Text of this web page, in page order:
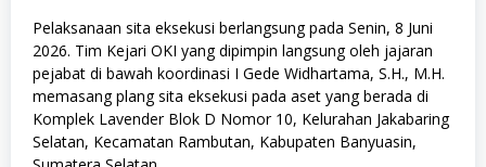
Pelaksanaan sita eksekusi berlangsung pada Senin, 8 Juni
2026. Tim Kejari OKI yang dipimpin langsung oleh jajaran
pejabat di bawah koordinasi I Gede Widhartama, S.H., M.H.
memasang plang sita eksekusi pada aset yang berada di
Komplek Lavender Blok D Nomor 10, Kelurahan Jakabaring
Selatan, Kecamatan Rambutan, Kabupaten Banyuasin,